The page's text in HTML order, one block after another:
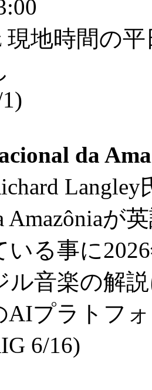
地時間の平
da
Amazôniaが
いる事に
ル音楽の解
AIプラトフ
6/16)